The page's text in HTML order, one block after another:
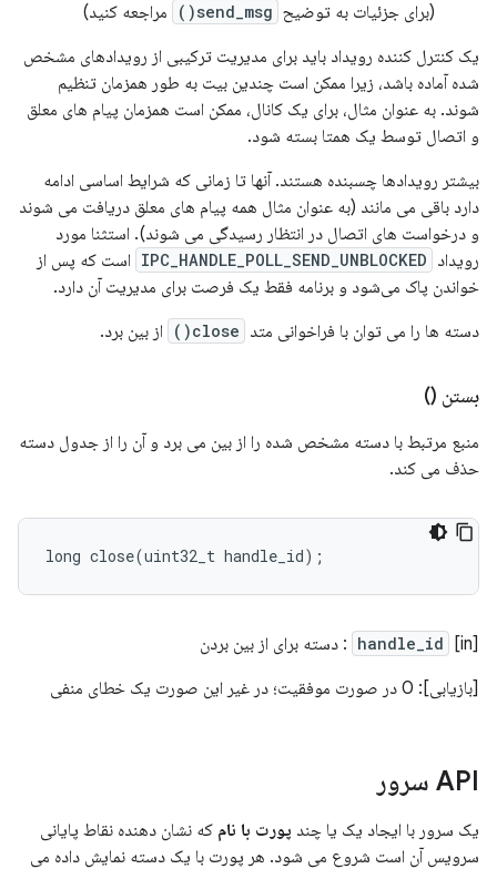
(برای جزئیات به توضیح send_msg()
مراجعه کنید)
یک کنترل کننده رویداد باید برای مدیریت ترکیبی از رویدادهای مشخص
شده آماده باشد، زیرا ممکن است چندین بیت به طور همزمان تنظیم
شوند. به عنوان مثال، برای یک کانال، ممکن است همزمان پیام های معلق
و اتصال توسط یک همتا بسته شود.
بیشتر رویدادها چسبنده هستند. آنها تا زمانی که شرایط اساسی ادامه
دارد باقی می مانند (به عنوان مثال همه پیام های معلق دریافت می شوند
و درخواست های اتصال در انتظار رسیدگی می شوند). استثنا مورد
رویداد IPC_HANDLE_POLL_SEND_UNBLOCKED است که پس از
خواندن پاک می‌شود و برنامه فقط یک فرصت برای مدیریت آن دارد.
دسته ها را می توان با فراخوانی متد close() از بین برد.
بستن ()
منبع مرتبط با دسته مشخص شده را از بین می برد و آن را از جدول دسته
حذف می کند.
long close(uint32_t handle_id);
[in]
handle_id : دسته برای از بین بردن
[بازیابی]: 0 در صورت موفقیت؛ در غیر این صورت یک خطای منفی
API سرور
یک سرور با ایجاد یک یا چند پورت با نام که نشان دهنده نقاط پایانی
سرویس آن است شروع می شود. هر پورت با یک دسته نمایش داده می